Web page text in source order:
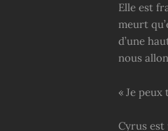
Elle est
meurt
d’une
nous
« Je peux
Cyrus est